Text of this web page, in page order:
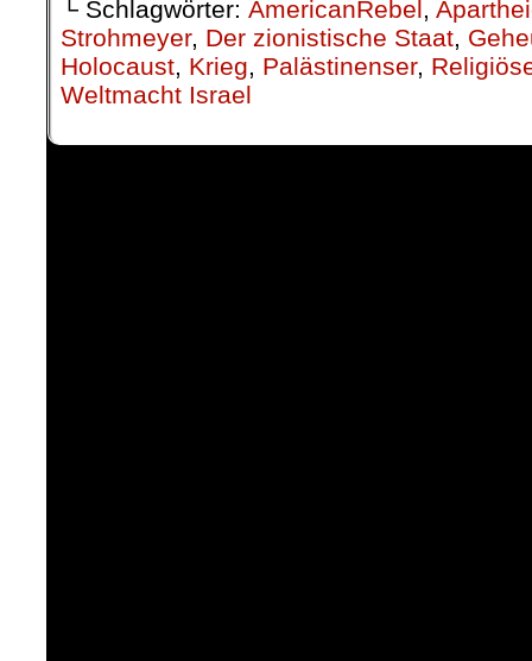
└ Schlagwörter: AmericanRebel,
Strohmeyer, Der zionistische Staat,
Holocaust, Krieg, Palästinenser,
Weltmacht Israel